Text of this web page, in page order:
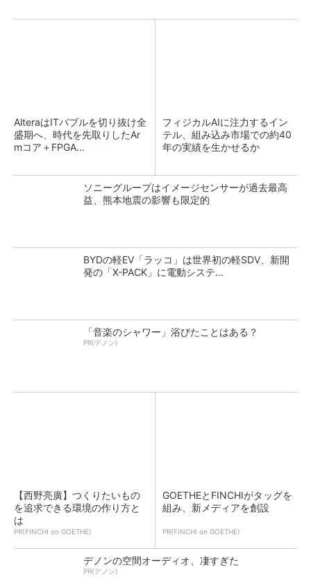
AlteraはITバブルを切り抜け全
盛期へ、時代を先取りしたAr
mコア＋FPGA...
フィジカルAIに注力するイン
テル、組み込み市場での約40
年の実績を生かせるか
ソニーグループはイメージセンサーが過去最高
益、熊本地震の影響も限定的
BYDの軽EV「ラッコ」は世界初の軽SDV、新開
発の「X-PACK」に電動システ...
「音楽のシャワー」浴びたことはある？
PR(デノン)
【西野亮廣】つくりたいもの
を追求できる環境の作り方と
は
PR(FINCHI on GOETHE)
GOETHEとFINCHIがタッグを
組み、新メディアを創設
PR(FINCHI on GOETHE)
デノンの空間オーディオ、凄すぎた
PR(デノン)